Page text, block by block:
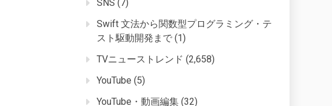
SNS (7)
Swift 文法から関数型プログラミング・テ
スト駆動開発まで (1)
TVニューストレンド (2,658)
YouTube (5)
YouTube・動画編集 (32)